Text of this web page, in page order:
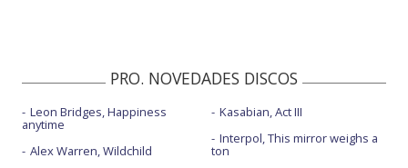
PRO. NOVEDADES DISCOS
Leon Bridges, Happiness
anytime
Alex Warren, Wildchild
Kasabian, Act III
Interpol, This mirror weighs a
ton